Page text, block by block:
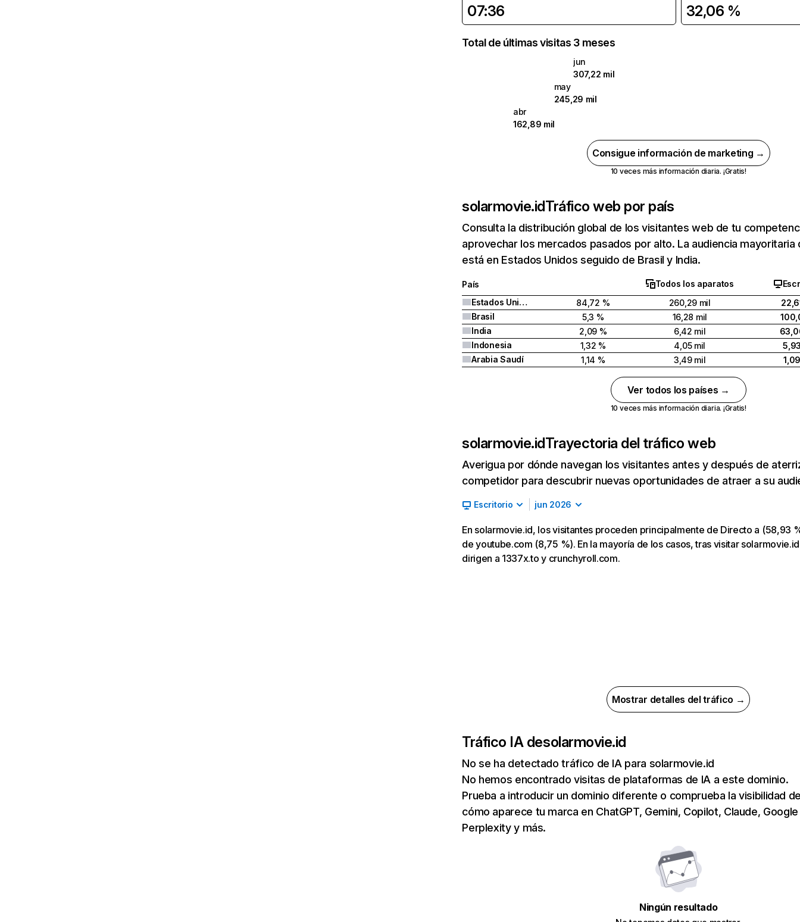
07:36 32,06 %
Total de últimas visitas 3 meses
jun
307,22 mil
may
245,29 mil
abr
162,89 mil
Consigue información de marketing →
10 veces más información diaria. ¡Gratis!
solarmovie.idTráfico web por país
Consulta la distribución global de los visitantes web de tu
aprovechar los mercados pasados por alto. La audiencia mayoritaria
está en Estados Unidos seguido de Brasil y India.
País Todos los aparatos
Estados Unidos
84,72 % 260,29 mil
Brasil
5,3 % 16,28 mil
India
2,09 % 6,42 mil
Indonesia
1,32 % 4,05 mil
Arabia Saudí
1,14 % 3,49 mil
Ver todos los países →
10 veces más información diaria. ¡Gratis!
solarmovie.idTrayectoria del tráfico web
Averigua por dónde navegan los visitantes antes y después de
competidor para descubrir nuevas oportunidades de atraer a su
Escritorio jun 2026
En solarmovie.id, los visitantes proceden principalmente de Directo a (58,93
de youtube.com (8,75 %). En la mayoría de los casos, tras visitar
dirigen a 1337x.to y crunchyroll.com.
Mostrar detalles del tráfico →
Tráfico IA desolarmovie.id
No se ha detectado tráfico de IA para solarmovie.id
No hemos encontrado visitas de plataformas de IA a este dominio.
Prueba a introducir un dominio diferente o comprueba la visibilidad
cómo aparece tu marca en ChatGPT, Gemini, Copilot, Claude,
Perplexity y más.
Ningún resultado